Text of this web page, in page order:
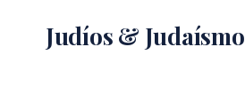
Judíos & Judaísmo